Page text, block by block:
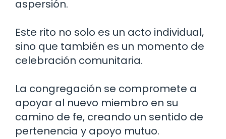
aspersión.
Este rito no solo es un acto individual,
sino que también es un momento de
celebración comunitaria.
La congregación se compromete a
apoyar al nuevo miembro en su
camino de fe, creando un sentido de
pertenencia y apoyo mutuo.